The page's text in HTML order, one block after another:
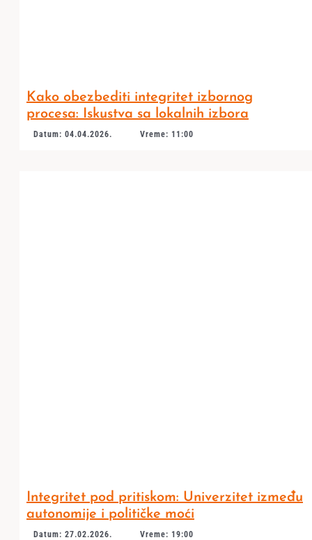
Kako obezbediti integritet izbornog
procesa: Iskustva sa lokalnih izbora
Datum: 04.04.2026. Vreme: 11:00
Integritet pod pritiskom: Univerzitet između
autonomije i političke moći
Datum: 27.02.2026. Vreme: 19:00